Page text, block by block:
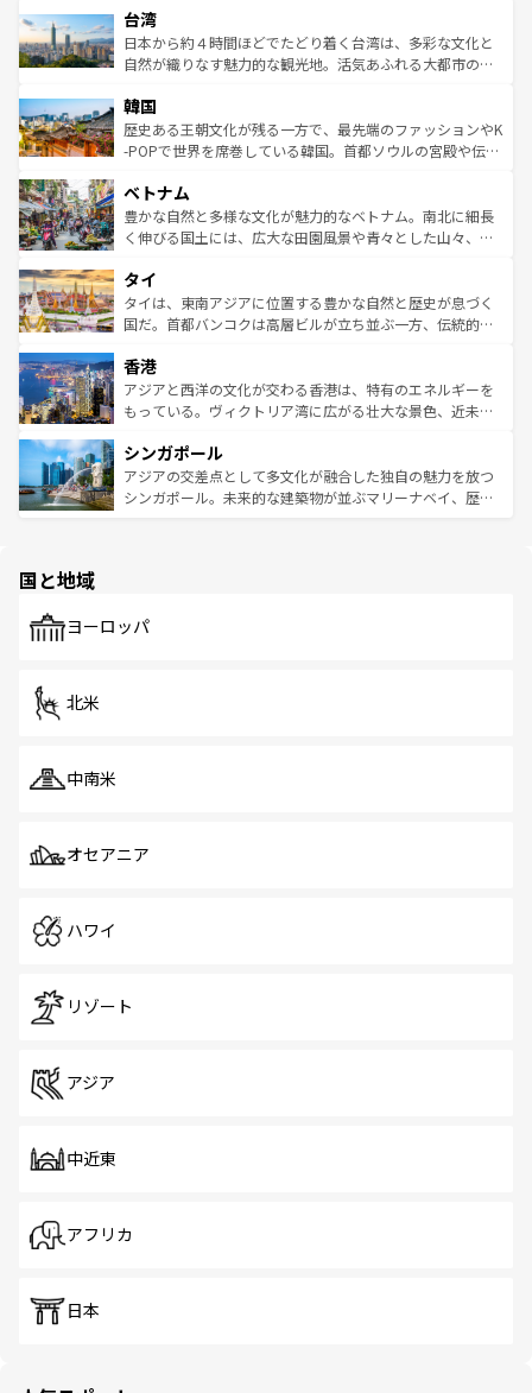
人々、おいしいローカルフードやハワイアンミュージッ
ク、伝統的なフラダンスなど、すべてがハワイの魅力を彩
っている。訪れるたびに新しい発見と感動が待っているハ
はコンテンツ一覧
リアリーフや大陸中央部にそびえるウルル（エアーズロッ
ク）、タスマニアの美しい原生林やケアンズの熱帯雨林な
ど、見どころがたくさん。また、カフェやワイン、オージ
いる。アクティビティも充実しており、サーフィンやダイ
ビング、ハイキングなど、アウトドア好きにはたまらな
い。オーストラリアの多彩な魅力を存分に味わいつくそ
参照してほしい。
台湾
日本から約４時間ほどでたどり着く台湾は、多彩な文化と
自然が織りなす魅力的な観光地。活気あふれる大都市の台
ン）、静ひつな山岳地帯である台湾東部など、都市の喧騒
と山間の静けさが共存しており、訪れる人に新しい発見と
驚きをもたらしてくれる。また、奥深い台湾の食文化も魅
容にもいいと評判のスイーツなど、バラエティ豊かな料理
が味わえる。 なお、新着の台湾情報は コンテンツ一覧を参
照してほしい。
韓国
歴史ある王朝文化が残る一方で、最先端のファッションやK
-POPで世界を席巻している韓国。首都ソウルの宮殿や伝統
き、地方に足を延ばせば四季折々の自然美を楽しむことが
できる。そして、キムチや焼肉、絶品のストリートフード
まで、さまざまな韓国料理が待っている。夜には、韓国な
リティに包まれながら、韓国の多彩な魅力を心ゆくまで味
わってみてほしい。 なお、新着の韓国情報はコンテンツ一
覧を参照してほしい。
ベトナム
豊かな自然と多様な文化が魅力的なベトナム。南北に細長
く伸びる国土には、広大な田園風景や青々とした山々、世
急速な発展と共に伝統が息づく。ハノイの古い町並みやホ
ーチミン市のフランス統治時代の建物も、独特の雰囲気を
醸し出している。また、バラエティの豊かさとおいしさで
とつ。フォーやバインミー、ベトナムコーヒーなどは、ぜ
ひ現地で味わいたい。どの地域を訪れてもあたたかい人々
が旅行者を迎えてくれるので、きっと忘れられない旅にな
参照してほしい。
タイ
タイは、東南アジアに位置する豊かな自然と歴史が息づく
国だ。首都バンコクは高層ビルが立ち並ぶ一方、伝統的な
の活気が交差している。北部ではチェンマイなどの山岳地
帯で自然と触れ合い、南部ではプーケットやクラビの美し
いビーチでリゾート気分を楽しむことができる。タイ料理
激する。気候は一年中温暖で、どの季節にも異なる楽しみ
が待っている。親しみやすいタイの人々、仏教を中心とし
た文化、そして多様な観光資源が、訪れる旅人を魅了し続
香港
アジアと西洋の文化が交わる香港は、特有のエネルギーを
もっている。ヴィクトリア湾に広がる壮大な景色、近未来
み、どこを訪れても感動するはず。観光スポットが密集し
ており、効率よく見どころを回れるのも魅力。息をのむよ
うな絶景から文化的な体験まで、香港を存分に楽しみ尽く
シンガポール
アジアの交差点として多文化が融合した独自の魅力を放つ
シンガポール。未来的な建築物が並ぶマリーナベイ、歴史
で、ホーカーズは地元の風情を楽しめる外せないスポット
国と地域
ヨーロッパ
北米
中南米
オセアニア
ハワイ
リゾート
アジア
中近東
アフリカ
日本